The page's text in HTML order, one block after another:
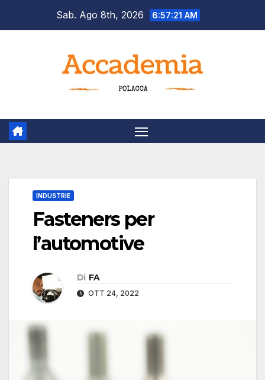
Sab. Ago 8th, 2026 6:57:22 AM
INDUSTRIE
Fasteners per
l’automotive
Di FA
OTT 24, 2022